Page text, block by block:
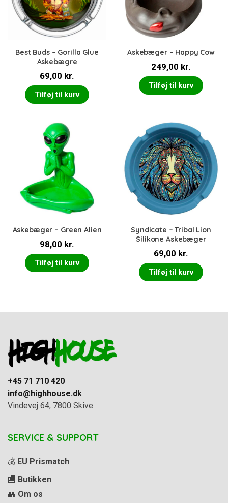
Best Buds – Gorilla Glue
Askebægre
69,00 kr.
Tilføj til kurv
Askebæger – Happy Cow
249,00 kr.
Tilføj til kurv
Askebæger – Green Alien
98,00 kr.
Tilføj til kurv
Syndicate – Tribal Lion
Silikone Askebæger
69,00 kr.
Tilføj til kurv
+45 71 710 420
info@highhouse.dk
Vindevej 64, 7800 Skive
SERVICE & SUPPORT
💰 EU Prismatch
🏬 Butikken
👥 Om os